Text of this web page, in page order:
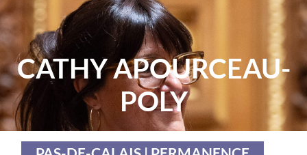
CATHY APOURCEAU-
POLY